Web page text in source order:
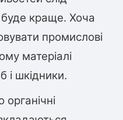
краще. Хоча
промислові
матеріалі
і шкідники.